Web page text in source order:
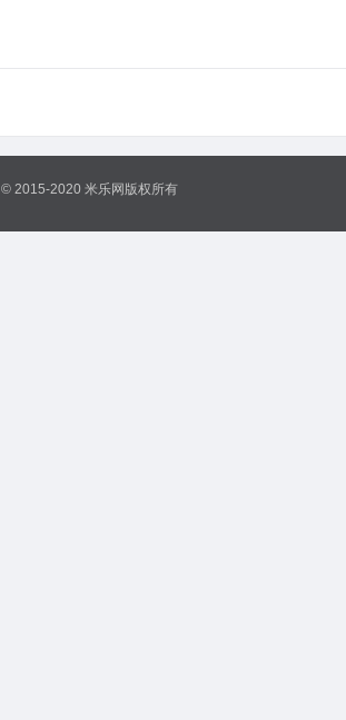
© 2015-2020 米乐网版权所有